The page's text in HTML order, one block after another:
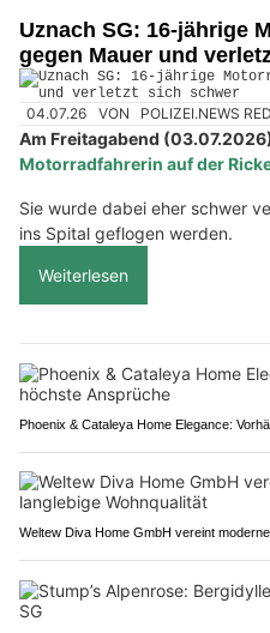
Uznach SG: 16-jährige
gegen Mauer und
04.07.26 VON POLIZEI.NEWS
Am Freitagabend
Motorradfahrerin auf der
Sie wurde dabei eher schwer
ins Spital geflogen werden.
Weiterlesen
Phoenix & Cataleya Home Elegance:
Weltew Diva Home GmbH vereint